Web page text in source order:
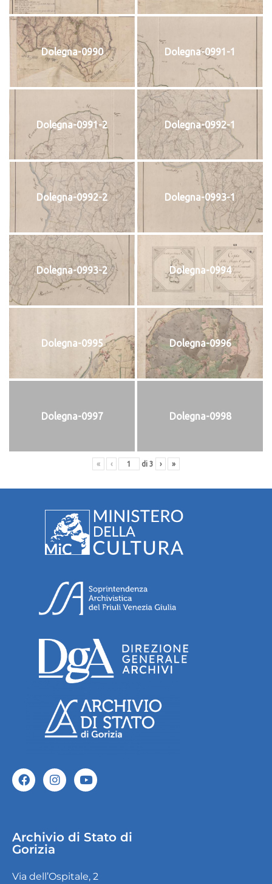
Dolegna-0990 Dolegna-0991-1
Dolegna-0991-2 Dolegna-0992-1
Dolegna-0992-2 Dolegna-0993-1
Dolegna-0993-2 Dolegna-0994
Dolegna-0995 Dolegna-0996
Dolegna-0997 Dolegna-0998
« ‹ di 3 › »
Archivio di Stato di
Gorizia
Via dell’Ospitale, 2